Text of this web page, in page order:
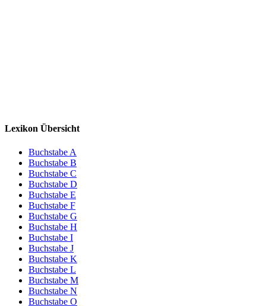
Lexikon Übersicht
Buchstabe A
Buchstabe B
Buchstabe C
Buchstabe D
Buchstabe E
Buchstabe F
Buchstabe G
Buchstabe H
Buchstabe I
Buchstabe J
Buchstabe K
Buchstabe L
Buchstabe M
Buchstabe N
Buchstabe O